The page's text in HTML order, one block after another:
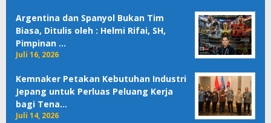
Argentina dan Spanyol Bukan Tim
Biasa, Ditulis oleh : Helmi Rifai, SH,
Pimpinan …
Juli 16, 2026
Kemnaker Petakan Kebutuhan Industri
Jepang untuk Perluas Peluang Kerja
bagi Tena…
Juli 14, 2026